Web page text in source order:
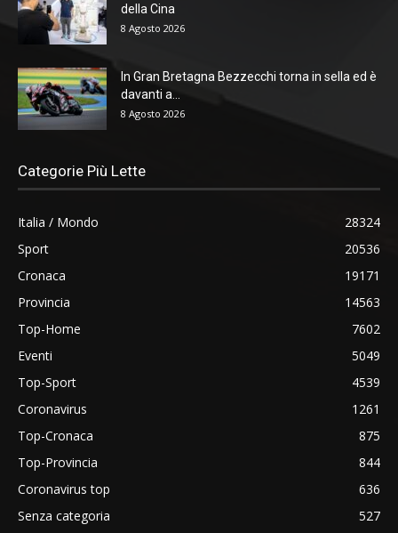
della Cina
8 Agosto 2026
In Gran Bretagna Bezzecchi torna in sella ed è
davanti a...
8 Agosto 2026
Categorie Più Lette
Italia / Mondo
28324
Sport
20536
Cronaca
19171
Provincia
14563
Top-Home
7602
Eventi
5049
Top-Sport
4539
Coronavirus
1261
Top-Cronaca
875
Top-Provincia
844
Coronavirus top
636
Senza categoria
527